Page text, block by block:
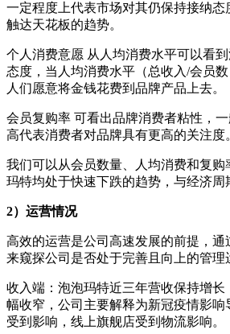
一定程度上代表市场对其仍保持接纳
触达天花板的趋势。
个人消费意愿 从人均消费水平可以看
态度，当人均消费水平（总收入/会员
人们愿意将金钱花费到品牌产品上去。
会员复购率 可看出品牌消费者粘性，
高代表消费者对品牌具有更高的关注度
我们可以从会员数量、人均消费和复
玛特均处于快速下跌的趋势，与经济周
2）运营情况
高效的运营是公司高速发展的前提，
来窥探公司是否处于完善且向上的管理
收入端：泡泡玛特近三年营收保持增长
幅收窄，公司主要解释为新冠疫情影响
受到影响，线上旗舰店受到物流影响。